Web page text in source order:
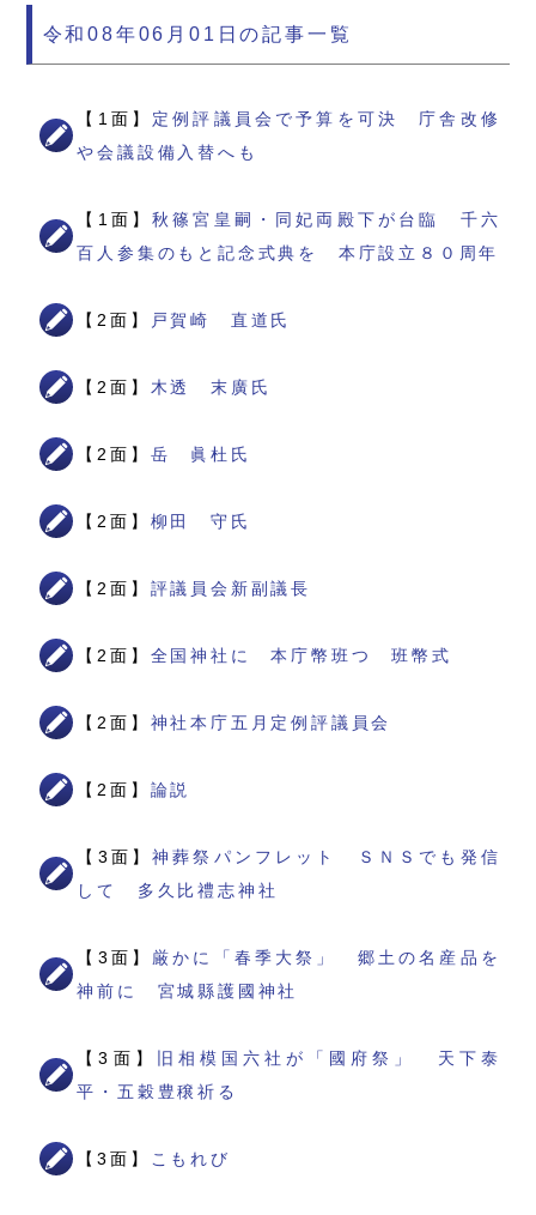
令和08年06月01日の記事一覧
【1面】 定例評議員会で予算を可決 庁舎改修
や会議設備入替へも
【1面】秋篠宮皇嗣・同妃両殿下が台臨 千六
百人参集のもと記念式典を 本庁設立８０周年
【2面】 戸賀崎 直道氏
【2面】 木透 末廣氏
【2面】 岳 眞杜氏
【2面】 柳田 守氏
【2面】 評議員会新副議長
【2面】 全国神社に 本庁幣班つ 班幣式
【2面】 神社本庁五月定例評議員会
【2面】 論説
【3面】神葬祭パンフレット ＳＮＳでも発信
して 多久比禮志神社
【3面】 厳かに「春季大祭」 郷土の名産品を
神前に 宮城縣護國神社
【3面】
旧相模国六社が「國府祭」 天下泰
平・五穀豊穣祈る
【3面】 こもれび